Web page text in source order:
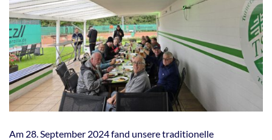
Am 28. September 2024 fand unsere traditionelle